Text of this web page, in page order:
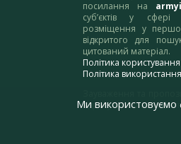
посилання на
суб’єктів у
розміщення у
відкритого для
цитований матеріал.
Політика
Політика
адресу:
Ми використовуємо